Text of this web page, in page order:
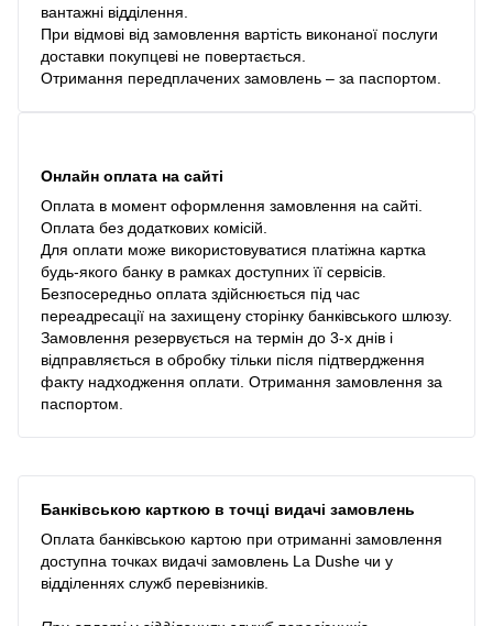
вантажні відділення.
При відмові від замовлення вартість виконаної послуги
доставки покупцеві не повертається.
Отримання передплачених замовлень – за паспортом.
Онлайн оплата на сайті
Оплата в момент оформлення замовлення на сайті.
Оплата без додаткових комісій.
Для оплати може використовуватися платіжна картка
будь-якого банку в рамках доступних її сервісів.
Безпосередньо оплата здійснюється під час
переадресації на захищену сторінку банківського шлюзу.
Замовлення резервується на термін до 3-х днів і
відправляється в обробку тільки після підтвердження
факту надходження оплати. Отримання замовлення за
паспортом.
Банківською карткою в точці видачі замовлень
Оплата банківською картою при отриманні замовлення
доступна точках видачі замовлень La Dushe чи у
відділеннях служб перевізників.